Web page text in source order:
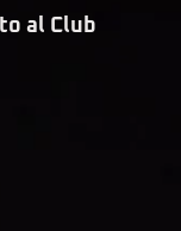
al Club